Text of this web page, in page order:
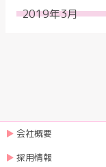
2019年3月
会社概要
採用情報